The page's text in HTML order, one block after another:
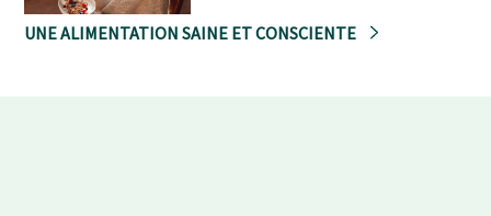
UNE ALIMENTATION SAINE ET CONSCIENTE